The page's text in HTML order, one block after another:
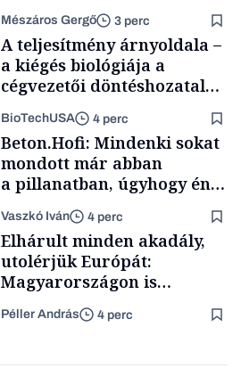
Mészáros Gergő 3 perc
A teljesítmény árnyoldala –
a kiégés biológiája a
cégvezetői döntéshozatal
BioTechUSA 4 perc
Beton.Hofi: Mindenki sokat
mondott már abban
a pillanatban, úgyhogy én
a legsarkosabb
gondolataimat akartam
kimondani
Vaszkó Iván 4 perc
Elhárult minden akadály,
utolérjük Európát:
Magyarországon is
kriptoszolgáltatását az
fintech
Péller András 4 perc